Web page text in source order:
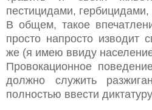
пестицидами,
В общем, такое
просто напросто изводит
же (я имею ввиду
Провокационное
должно служить
полностью ввести